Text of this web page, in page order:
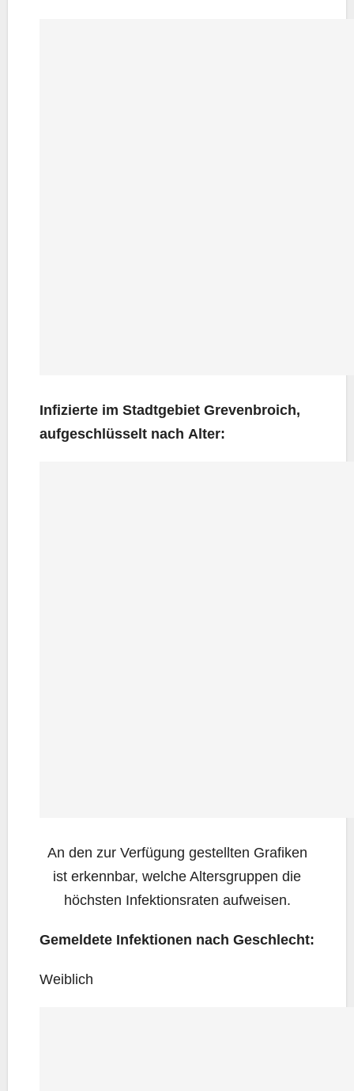
Infi­zier­te im Stadt­ge­biet Gre­ven­broich,
auf­ge­schlüs­selt nach Alter:
An den zur Ver­fü­gung gestell­ten Gra­fi­ken
ist erkenn­bar, wel­che Alters­grup­pen die
höchs­ten Infek­ti­ons­ra­ten aufweisen.
Gemel­de­te Infek­tio­nen nach Geschlecht:
Weib­lich